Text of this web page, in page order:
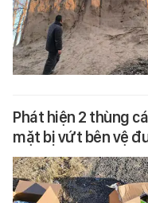
Phát hiện 2 thùng
mặt bị vứt bên vệ